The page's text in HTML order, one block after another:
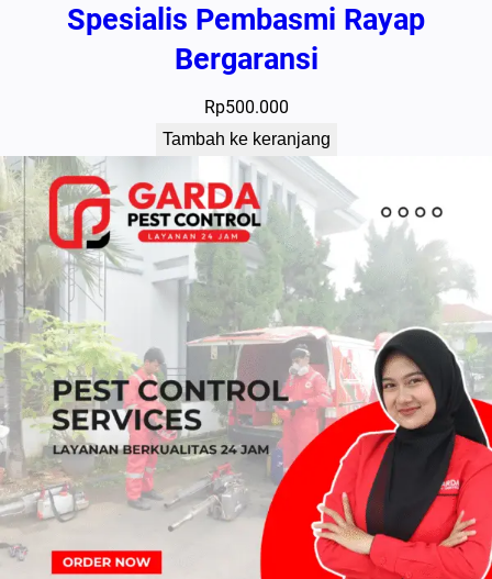
Spesialis Pembasmi Rayap
Bergaransi
Rp500.000
Tambah ke keranjang